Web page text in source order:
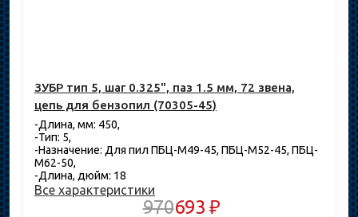
ЗУБР тип 5, шаг 0.325", паз 1.5 мм, 72 звена,
цепь для бензопил (70305-45)
-Длина, мм: 450,
-Тип: 5,
-Назначение: Для пил ПБЦ-М49-45, ПБЦ-М52-45, ПБЦ-
М62-50,
-Длина, дюйм: 18
Все характеристики
970693 ₽